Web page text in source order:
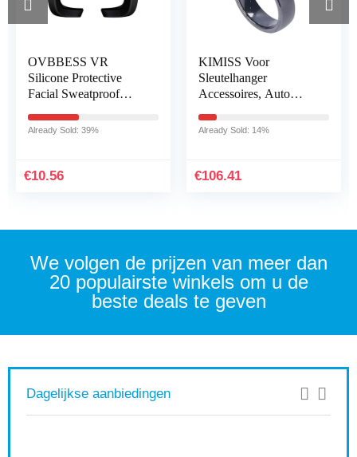
OVBBESS VR
Silicone Protective
Facial Sweatproof
Lens Pad Anti-Dirty
Already Sold: 39%
€10.56
KIMISS Voor
Sleutelhanger
Accessoires, Auto
Waterdicht Mat Zwart
Model 3 X…
Already Sold: 14%
€106.41
We volgen de prijzen van meer dan
20 populairste winkels om u de
beste deals te geven
Dagelijkse aanbiedingen